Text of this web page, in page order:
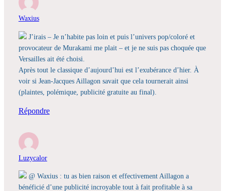
Waxius
J’irais – Je n’habite pas loin et puis l’univers pop/coloré et
provocateur de Murakami me plait – et je ne suis pas choquée que
Versailles ait été choisi.
Après tout le classique d’aujourd’hui est l’exubérance d’hier. À
voir si Jean-Jacques Aillagon savait que cela tournerait ainsi
(plaintes, polémique, publicité gratuite au final).
Répondre
Luzycalor
@ Waxius : tu as bien raison et effectivement Aillagon a
bénéficié d’une publicité incroyable tout à fait profitable à sa